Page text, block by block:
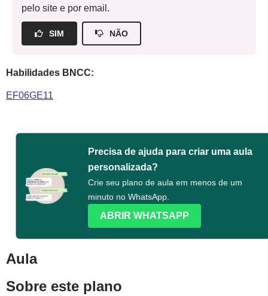
pelo site e por email.
SIM NÃO
Habilidades BNCC:
EF06GE11
Precisa de ajuda para criar uma aula
personalizada?
Crie seu plano de aula em menos de um
minuto no WhatsApp.
ABRIR WHATSAPP
Aula
Sobre este plano